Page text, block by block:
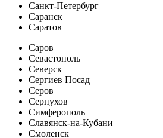
Санкт-Петербург
Саранск
Саратов
Саров
Севастополь
Северск
Сергиев Посад
Серов
Серпухов
Симферополь
Славянск-на-Кубани
Смоленск